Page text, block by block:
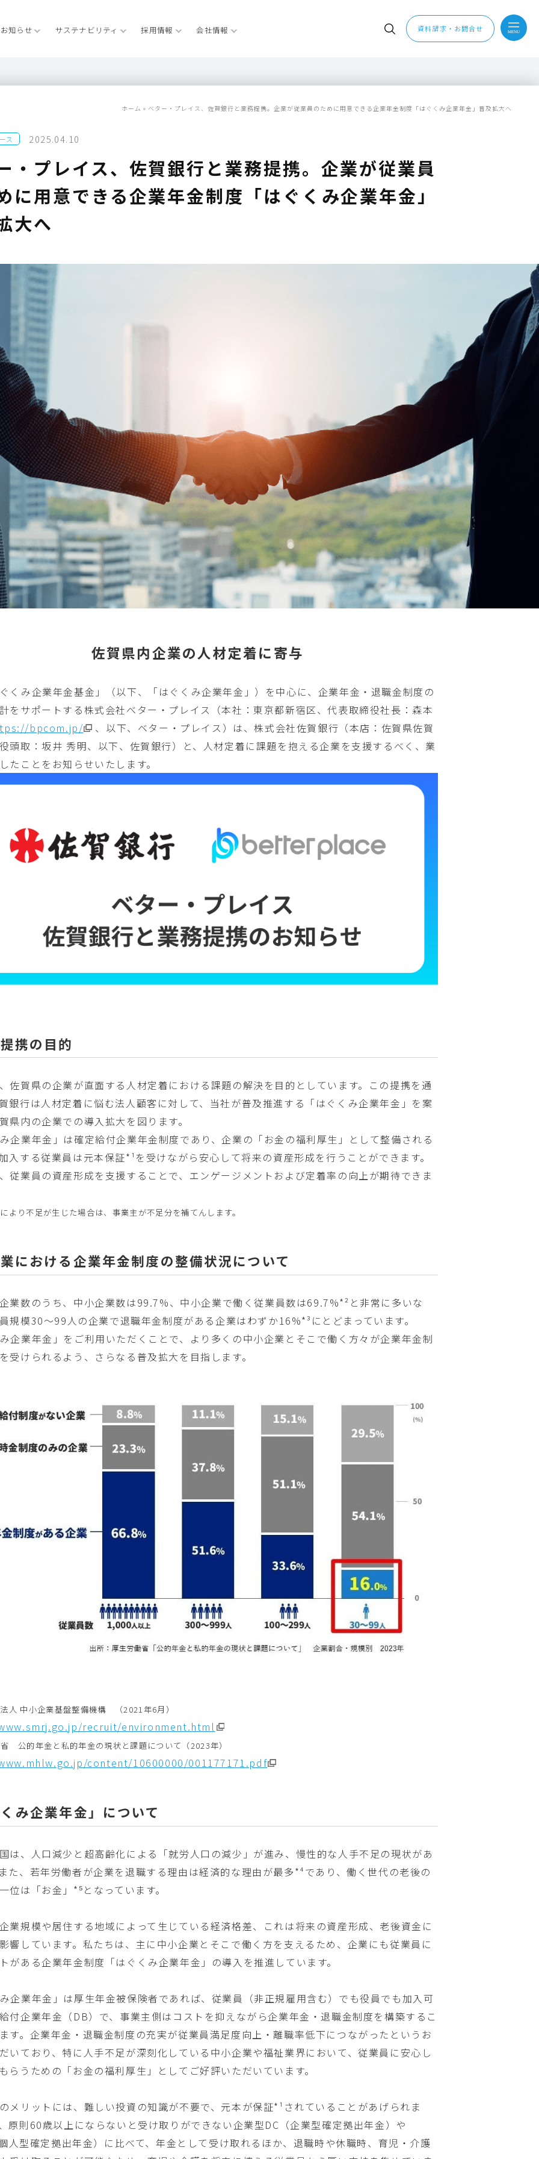
お知らせ サステナビリティ 採用情報 会社情報 資料請求・お問合せ
ホーム » ベター・プレイス、佐賀銀行と業務提携。企業が従業員のために用意できる企業年金制度「はぐくみ企業年金」普及拡大へ
ス 2025.04.10
・プレイス、佐賀銀行と業務提携。企業が従業員
に用意できる企業年金制度「はぐくみ企業年金」
大へ
佐賀県内企業の人材定着に寄与
くみ企業年金基金」（以下、「はぐくみ企業年金」）を中心に、企業年金・退職金制度の
をサポートする株式会社ベター・プレイス（本社：東京都新宿区、代表取締役社長：森本
bpcom.jp/
、以下、ベター・プレイス）は、株式会社佐賀銀行（本店：佐賀県佐賀
頭取：坂井 秀明、以下、佐賀銀行）と、人材定着に課題を抱える企業を支援するべく、業
たことをお知らせいたします。
携の目的
佐賀県の企業が直面する人材定着における課題の解決を目的としています。この提携を通
銀行は人材定着に悩む法人顧客に対して、当社が普及推進する「はぐくみ企業年金」を案
県内の企業での導入拡大を図ります。
企業年金」は確定給付企業年金制度であり、企業の「お金の福利厚生」として整備される
入する従業員は元本保証*¹を受けながら安心して将来の資産形成を行うことができます。
従業員の資産形成を支援することで、エンゲージメントおよび定着率の向上が期待できま
より不足が生じた場合は、事業主が不足分を補てんします。
における企業年金制度の整備状況について
業数のうち、中小企業数は99.7%、中小企業で働く従業員数は69.7%*²と非常に多いな
規模30～99人の企業で退職年金制度がある企業はわずか16%*³にとどまっています。
企業年金」をご利用いただくことで、より多くの中小企業とそこで働く方々が企業年金制
受けられるよう、さらなる普及拡大を目指します。
人 中小企業基盤整備機構 （2021年6月）
recruit/environment.html
公的年金と私的年金の現状と課題について（2023年）
content/10600000/001177171.pdf
み企業年金」について
は、人口減少と超高齢化による「就労人口の減少」が進み、慢性的な人手不足の現状があ
た、若年労働者が企業を退職する理由は経済的な理由が最多*⁴であり、働く世代の老後の
位は「お金」*⁵となっています。
業規模や居住する地域によって生じている経済格差、これは将来の資産形成、老後資金に
響しています。私たちは、主に中小企業とそこで働く方を支えるため、企業にも従業員に
がある企業年金制度「はぐくみ企業年金」の導入を推進しています。
企業年金」は厚生年金被保険者であれば、従業員（非正規雇用含む）でも役員でも加入可
付企業年金（DB）で、事業主側はコストを抑えながら企業年金・退職金制度を構築するこ
す。企業年金・退職金制度の充実が従業員満足度向上・離職率低下につながったというお
いており、特に人手不足が深刻化している中小企業や福祉業界において、従業員に安心し
らうための「お金の福利厚生」としてご好評いただいています。
メリットには、難しい投資の知識が不要で、元本が保証*¹されていることがあげられま
原則60歳以上にならないと受け取りができない企業型DC（企業型確定拠出年金）や
人型確定拠出年金）に比べて、年金として受け取れるほか、退職時や休職時、育児・介護